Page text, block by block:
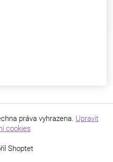
Shoptet
práva vyhrazena. Upravit
cookies